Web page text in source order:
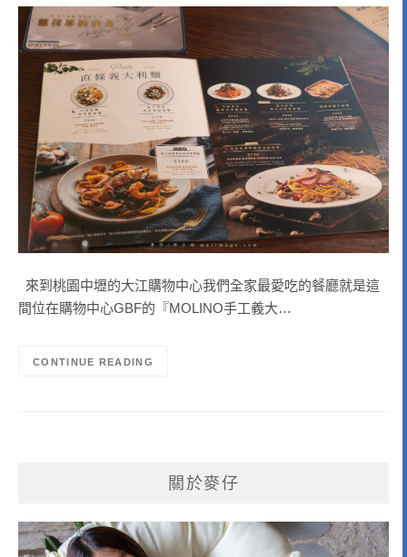
來到桃園中壢的大江購物中心我們全家最愛吃的餐廳就是這
間位在購物中心GBF的『MOLINO手工義大…
CONTINUE READING
關於麥仔